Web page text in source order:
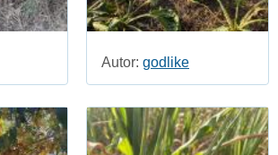
Autor: godlike